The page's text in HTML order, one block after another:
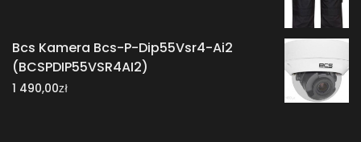
Bcs Kamera Bcs-P-Dip55Vsr4-Ai2
(BCSPDIP55VSR4AI2)
1 490,00zł